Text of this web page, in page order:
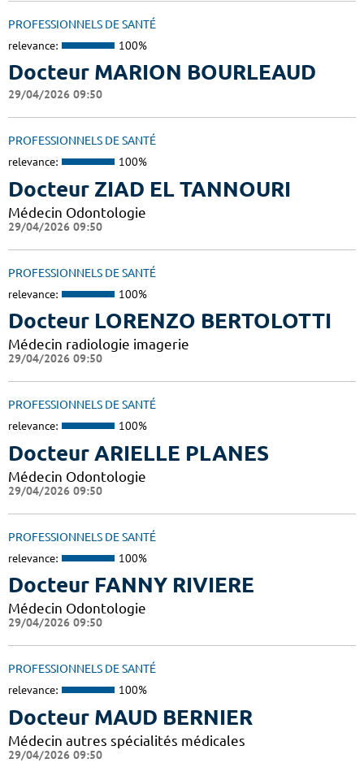
PROFESSIONNELS DE SANTÉ
relevance: 100%
Docteur MARION BOURLEAUD
29/04/2026 09:50
PROFESSIONNELS DE SANTÉ
relevance: 100%
Docteur ZIAD EL TANNOURI
Médecin Odontologie
29/04/2026 09:50
PROFESSIONNELS DE SANTÉ
relevance: 100%
Docteur LORENZO BERTOLOTTI
Médecin radiologie imagerie
29/04/2026 09:50
PROFESSIONNELS DE SANTÉ
relevance: 100%
Docteur ARIELLE PLANES
Médecin Odontologie
29/04/2026 09:50
PROFESSIONNELS DE SANTÉ
relevance: 100%
Docteur FANNY RIVIERE
Médecin Odontologie
29/04/2026 09:50
PROFESSIONNELS DE SANTÉ
relevance: 100%
Docteur MAUD BERNIER
Médecin autres spécialités médicales
29/04/2026 09:50